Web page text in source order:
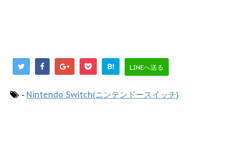
B! LINEへ送る
- Nintendo Switch(ニンテンドースイッチ)